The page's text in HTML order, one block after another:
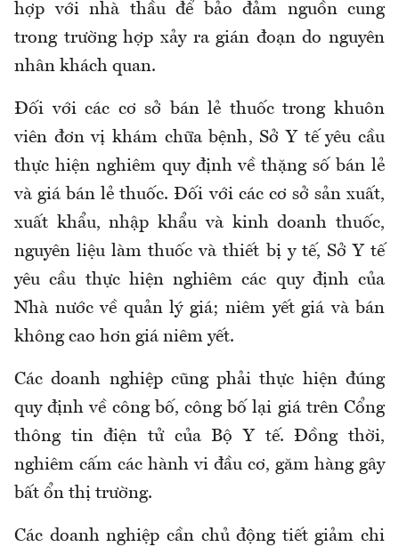
hợp với nhà thầu để bảo đảm nguồn cung
trong trường hợp xảy ra gián đoạn do nguyên
nhân khách quan.
Đối với các cơ sở bán lẻ thuốc trong khuôn
viên đơn vị khám chữa bệnh, Sở Y tế yêu cầu
thực hiện nghiêm quy định về thặng số bán lẻ
và giá bán lẻ thuốc. Đối với các cơ sở sản xuất,
xuất khẩu, nhập khẩu và kinh doanh thuốc,
nguyên liệu làm thuốc và thiết bị y tế, Sở Y tế
yêu cầu thực hiện nghiêm các quy định của
Nhà nước về quản lý giá; niêm yết giá và bán
không cao hơn giá niêm yết.
Các doanh nghiệp cũng phải thực hiện đúng
quy định về công bố, công bố lại giá trên Cổng
thông tin điện tử của Bộ Y tế. Đồng thời,
nghiêm cấm các hành vi đầu cơ, găm hàng gây
bất ổn thị trường.
Các doanh nghiệp cần chủ động tiết giảm chi